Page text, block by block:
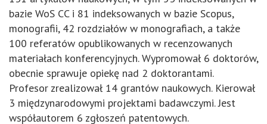
bazie WoS CC i 81 indeksowanych w bazie Scopus,
monografii, 42 rozdziałów w monografiach, a także
100 referatów opublikowanych w recenzowanych
materiałach konferencyjnych. Wypromował 6 doktorów,
obecnie sprawuje opiekę nad 2 doktorantami.
Profesor zrealizował 14 grantów naukowych. Kierował
3 międzynarodowymi projektami badawczymi. Jest
współautorem 6 zgłoszeń patentowych.